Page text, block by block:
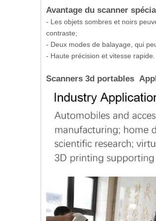
Avantage du scanner
- Les objets sombres et noirs
contraste;
- Deux modes de balayage, qui
- Haute précision et vitesse rapide.
Scanners 3d portables